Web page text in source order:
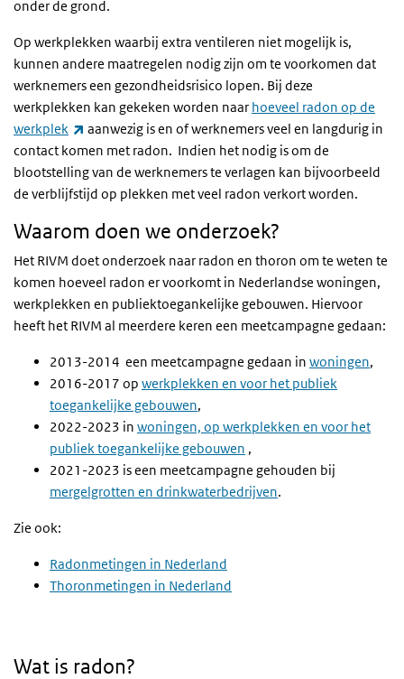
onder de grond.
Op werkplekken waarbij extra ventileren niet mogelijk is,
kunnen andere maatregelen nodig zijn om te voorkomen dat
werknemers een gezondheidsrisico lopen. Bij deze
werkplekken kan gekeken worden naar hoeveel radon op de
werkplek
(externe link)
aanwezig is en of werknemers veel en langdurig in
contact komen met radon. Indien het nodig is om de
blootstelling van de werknemers te verlagen kan bijvoorbeeld
de verblijfstijd op plekken met veel radon verkort worden.
Waarom doen we onderzoek?
Het RIVM doet onderzoek naar radon en thoron om te weten te
komen hoeveel radon er voorkomt in Nederlandse woningen,
werkplekken en publiektoegankelijke gebouwen. Hiervoor
heeft het RIVM al meerdere keren een meetcampagne gedaan:
2013-2014 een meetcampagne gedaan in woningen,
2016-2017 op werkplekken en voor het publiek
toegankelijke gebouwen,
2022-2023 in woningen, op werkplekken en voor het
publiek toegankelijke gebouwen ,
2021-2023 is een meetcampagne gehouden bij
mergelgrotten en drinkwaterbedrijven.
Zie ook:
Radonmetingen in Nederland
Thoronmetingen in Nederland
Wat is radon?